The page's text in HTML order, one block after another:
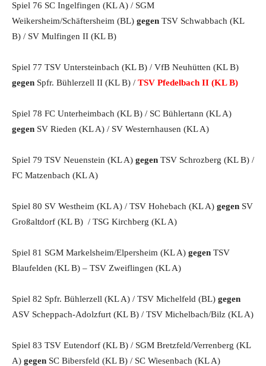
Spiel 76 SC Ingelfingen (KL A) / SGM
Weikersheim/Schäftersheim (BL) gegen TSV Schwabbach (KL
B) / SV Mulfingen II (KL B)
Spiel 77 TSV Untersteinbach (KL B) / VfB Neuhütten (KL B)
gegen Spfr. Bühlerzell II (KL B) / TSV Pfedelbach II (KL B)
Spiel 78 FC Unterheimbach (KL B) / SC Bühlertann (KL A)
gegen SV Rieden (KL A) / SV Westernhausen (KL A)
Spiel 79 TSV Neuenstein (KL A) gegen TSV Schrozberg (KL B) /
FC Matzenbach (KL A)
Spiel 80 SV Westheim (KL A) / TSV Hohebach (KL A) gegen SV
Großaltdorf (KL B) / TSG Kirchberg (KL A)
Spiel 81 SGM Markelsheim/Elpersheim (KL A) gegen TSV
Blaufelden (KL B) – TSV Zweiflingen (KL A)
Spiel 82 Spfr. Bühlerzell (KL A) / TSV Michelfeld (BL) gegen
ASV Scheppach-Adolzfurt (KL B) / TSV Michelbach/Bilz (KL A)
Spiel 83 TSV Eutendorf (KL B) / SGM Bretzfeld/Verrenberg (KL
A) gegen SC Bibersfeld (KL B) / SC Wiesenbach (KL A)